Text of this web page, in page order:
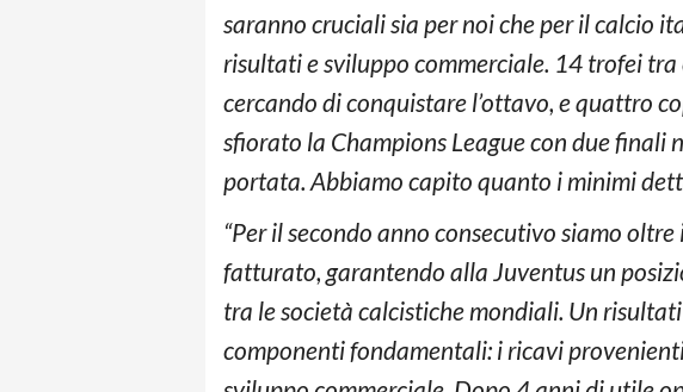
saranno cruciali sia per noi che per il calcio
risultati e sviluppo commerciale. 14 trofei
cercando di conquistare l’ottavo, e quattro
sfiorato la Champions League con due
portata. Abbiamo capito quanto i minimi
“Per il secondo anno consecutivo siamo
fatturato, garantendo alla Juventus un
tra le società calcistiche mondiali. Un
componenti fondamentali: i ricavi